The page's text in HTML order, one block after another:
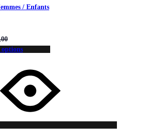
/ Enfants
options